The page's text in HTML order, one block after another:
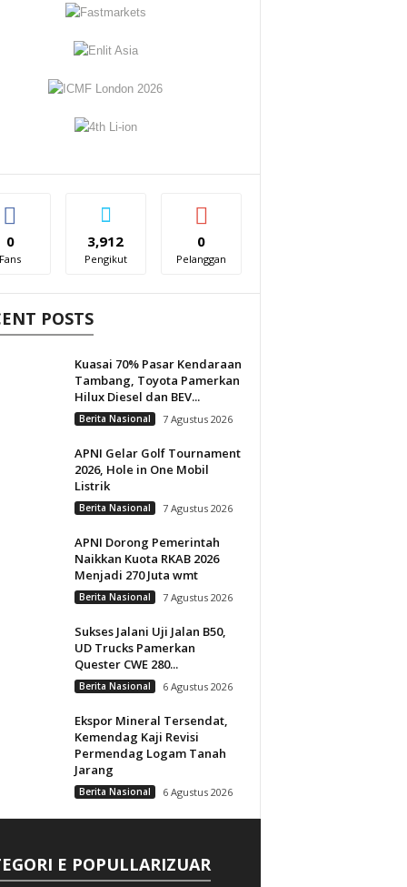
0
Fans
3,912
Pengikut
0
Pelanggan
POSTS
Kuasai 70% Pasar Kendaraan
Tambang, Toyota Pamerkan
Hilux Diesel dan BEV...
Berita Nasional 7 Agustus 2026
APNI Gelar Golf Tournament
2026, Hole in One Mobil
Listrik
Berita Nasional 7 Agustus 2026
APNI Dorong Pemerintah
Naikkan Kuota RKAB 2026
Menjadi 270 Juta wmt
Berita Nasional 7 Agustus 2026
Sukses Jalani Uji Jalan B50,
UD Trucks Pamerkan
Quester CWE 280...
Berita Nasional 6 Agustus 2026
Ekspor Mineral Tersendat,
Kemendag Kaji Revisi
Permendag Logam Tanah
Jarang
Berita Nasional 6 Agustus 2026
E POPULLARIZUAR